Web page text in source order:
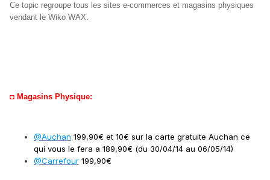
Ce topic regroupe tous les sites e-commerces et magasins physiques
vendant le Wiko WAX.
◘ Magasins Physique:
@Auchan 199,90€ et 10€ sur la carte gratuite Auchan ce
qui vous le fera a 189,90€ (du 30/04/14 au 06/05/14)
@Carrefour 199,90€